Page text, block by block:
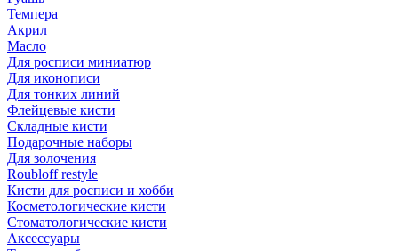
Темпера
Акрил
Масло
Для росписи миниатюр
Для иконописи
Для тонких линий
Флейцевые кисти
Складные кисти
Подарочные наборы
Для золочения
Roubloff restyle
Кисти для росписи и хобби
Косметологические кисти
Стоматологические кисти
Аксессуары